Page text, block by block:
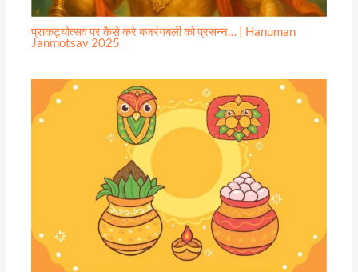
प्राकट्योत्सव पर कैसे करे बजरंगबली को प्रसन्न… | Hanuman
Janmotsav 2025